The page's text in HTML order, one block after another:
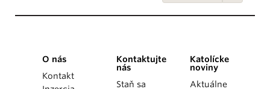
O nás
Kontakt
Kontaktujte
nás
Staň sa
Katolícke
noviny
Aktuálne